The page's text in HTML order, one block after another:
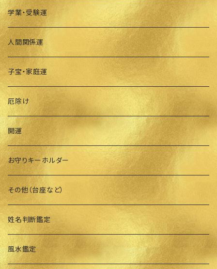
学業・受験運
人間関係運
子宝・家庭運
厄除け
開運
お守りキーホルダー
その他（台座など）
姓名判断鑑定
風水鑑定